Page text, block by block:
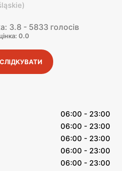
)
3.8 - 5833 голосів
0.0
СЛІДКУВАТИ
06:00 - 23:00
06:00 - 23:00
06:00 - 23:00
06:00 - 23:00
06:00 - 23:00